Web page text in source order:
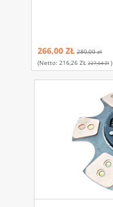
266,00 ZŁ 280,00 zł
(netto:216,26 ZŁ 227,64 Zł)